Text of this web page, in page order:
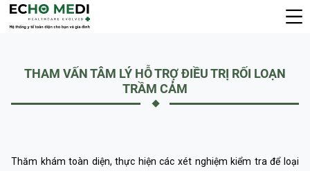
THAM VẤN TÂM LÝ HỖ TRỢ ĐIỀU TRỊ RỐI LOẠN
TRẦM CẢM
Thăm khám toàn diện, thực hiện các xét nghiệm kiểm tra để loại